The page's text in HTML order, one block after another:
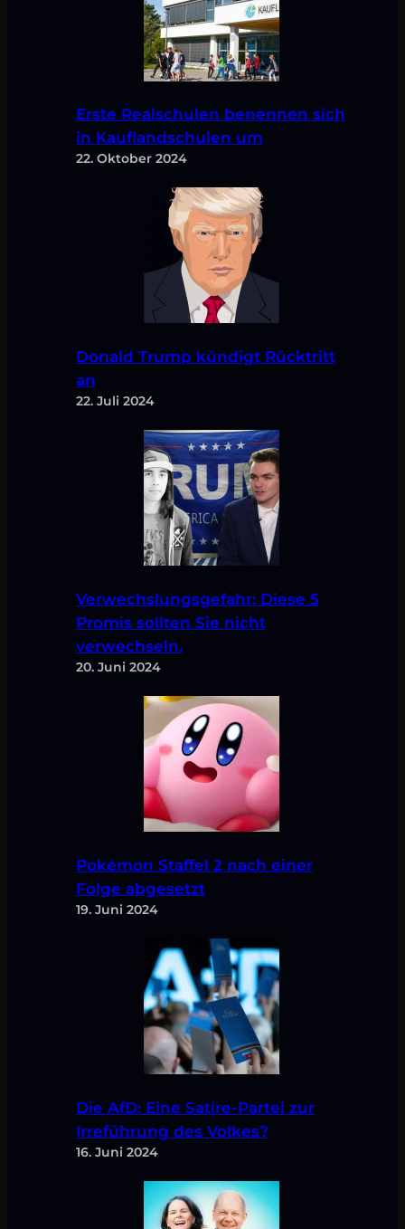
Erste Realschulen benennen sich
in Kauflandschulen um
22. Oktober 2024
Donald Trump kündigt Rücktritt
an
22. Juli 2024
Verwechslungsgefahr: Diese 5
Promis sollten Sie nicht
verwechseln.
20. Juni 2024
Pokémon Staffel 2 nach einer
Folge abgesetzt
19. Juni 2024
Die AfD: Eine Satire-Partei zur
Irreführung des Volkes?
16. Juni 2024